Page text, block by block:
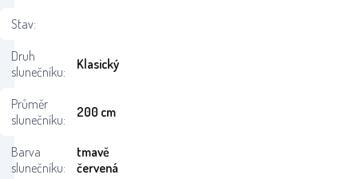
Stav:
Druh
slunečníku:
Klasický
Průměr
slunečníku:
200 cm
Barva
slunečníku:
tmavě
červená